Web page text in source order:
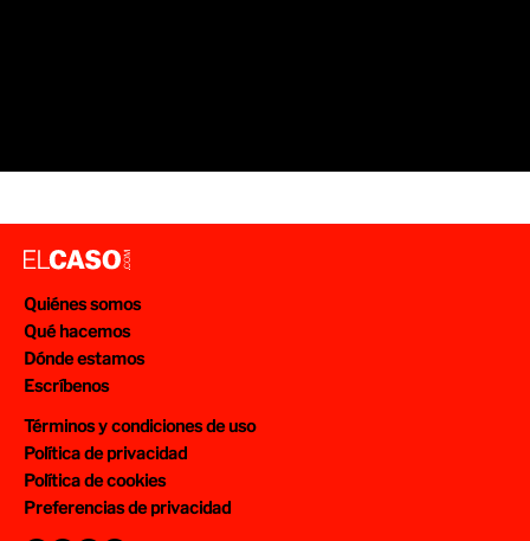
Quiénes somos
Qué hacemos
Dónde estamos
Escríbenos
Términos y condiciones de uso
Política de privacidad
Política de cookies
Preferencias de privacidad